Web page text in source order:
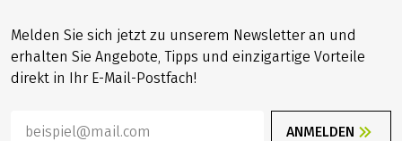
Melden Sie sich jetzt zu unserem Newsletter an und
erhalten Sie Angebote, Tipps und einzigartige Vorteile
direkt in Ihr E-Mail-Postfach!
ANMELDEN